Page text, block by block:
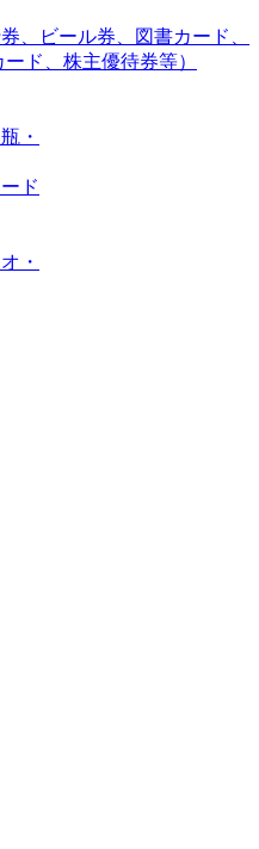
、ビール券、図書カード、
、株主優待券等）
・
ド
・